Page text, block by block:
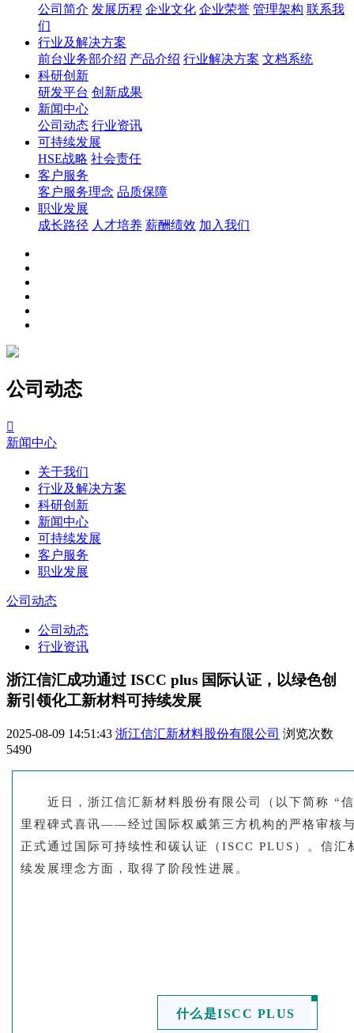
公司简介 发展历程 企业文化 企业荣誉 管理架构 联系我
们
行业及解决方案
前台业务部介绍 产品介绍 行业解决方案 文档系统
科研创新
研发平台 创新成果
新闻中心
公司动态 行业资讯
可持续发展
HSE战略 社会责任
客户服务
客户服务理念 品质保障
职业发展
成长路径 人才培养 薪酬绩效 加入我们
公司动态

新闻中心
关于我们
行业及解决方案
科研创新
新闻中心
可持续发展
客户服务
职业发展
公司动态
公司动态
行业资讯
浙江信汇成功通过 ISCC plus 国际认证，以绿色创
新引领化工新材料可持续发展
2025-08-09 14:51:43 浙江信汇新材料股份有限公司 浏览次数
5490
近日，浙江信汇新材料股份有限公司（以下简称 “
里程碑式喜讯——经过国际权威第三方机构的严格审核
正式通过国际可持续性和碳认证（ISCC PLUS）。信汇
续发展理念方面，取得了阶段性进展。
什么是ISCC PLUS